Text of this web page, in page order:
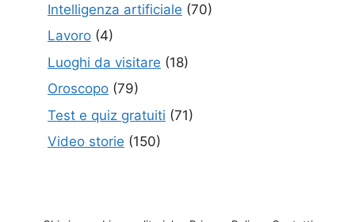
Intelligenza artificiale (70)
Lavoro (4)
Luoghi da visitare (18)
Oroscopo (79)
Test e quiz gratuiti (71)
Video storie (150)